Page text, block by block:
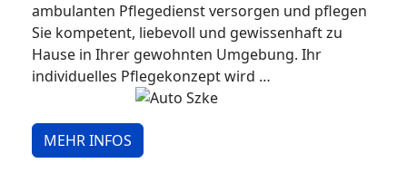
ambulanten Pflegedienst versorgen und pflegen
Sie kompetent, liebevoll und gewissenhaft zu
Hause in Ihrer gewohnten Umgebung. Ihr
individuelles Pflegekonzept wird …
MEHR INFOS